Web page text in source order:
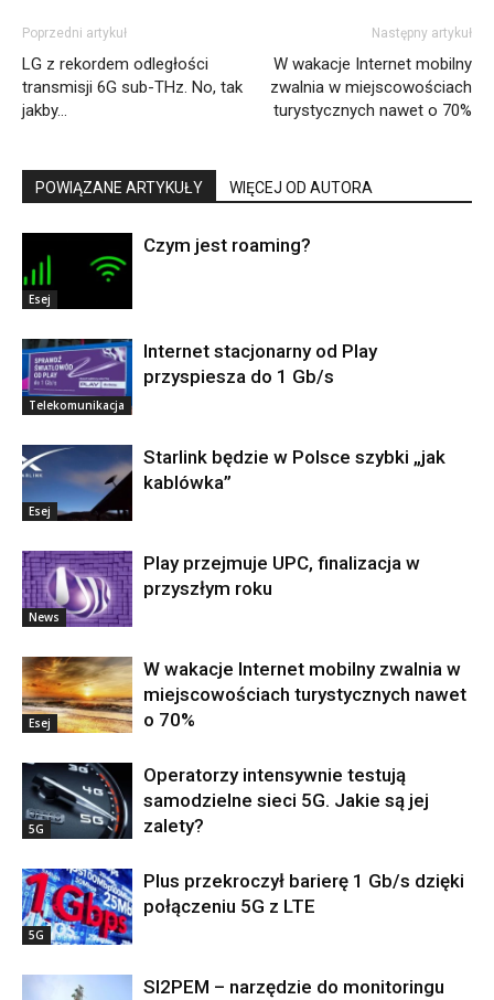
Poprzedni artykuł
LG z rekordem odległości
transmisji 6G sub-THz. No, tak
jakby…
Następny artykuł
W wakacje Internet mobilny
zwalnia w miejscowościach
turystycznych nawet o 70%
POWIĄZANE ARTYKUŁY WIĘCEJ OD AUTORA
Esej
Czym jest roaming?
Telekomunikacja
Internet stacjonarny od Play
przyspiesza do 1 Gb/s
Esej
Starlink będzie w Polsce szybki „jak
kablówka”
News
Play przejmuje UPC, finalizacja w
przyszłym roku
Esej
W wakacje Internet mobilny zwalnia w
miejscowościach turystycznych nawet
o 70%
5G
Operatorzy intensywnie testują
samodzielne sieci 5G. Jakie są jej
zalety?
5G
Plus przekroczył barierę 1 Gb/s dzięki
połączeniu 5G z LTE
SI2PEM – narzędzie do monitoringu